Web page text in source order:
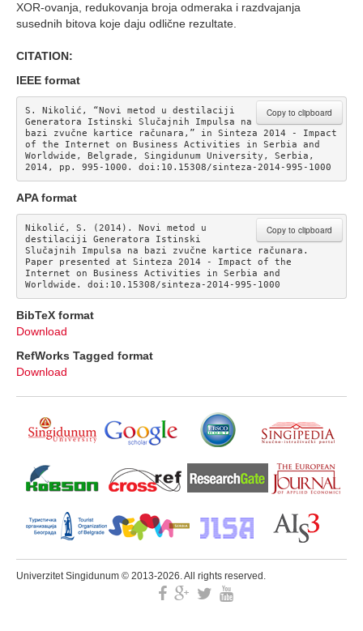
XOR-ovanja, redukovanja broja odmeraka i razdvajanja
susednih bitova koje daju odlične rezultate.
CITATION:
IEEE format
Copy to clipboard
S. Nikolić, “Novi metod u destilaciji
Generatora Istinski Slučajnih Impulsa na
bazi zvučne kartice računara,” in Sinteza 2014 - Impact
of the Internet on Business Activities in Serbia and
Worldwide, Belgrade, Singidunum University, Serbia,
2014, pp. 995-1000. doi:10.15308/sinteza-2014-995-1000
APA format
Copy to clipboard
Nikolić, S. (2014). Novi metod u
destilaciji Generatora Istinski
Slučajnih Impulsa na bazi zvučne kartice računara.
Paper presented at Sinteza 2014 - Impact of the
Internet on Business Activities in Serbia and
Worldwide. doi:10.15308/sinteza-2014-995-1000
BibTeX format
Download
RefWorks Tagged format
Download
Univerzitet Singidunum © 2013-2026. All rights reserved.